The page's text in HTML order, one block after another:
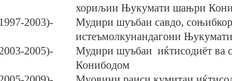
хориљииЊукумати шањри
2003)- Мудири шуъбаи савдо, соњ
истеъмолкунандагониЊ
2005)- Мудири шуъбаи иќтисодиёт ва
Конибодом